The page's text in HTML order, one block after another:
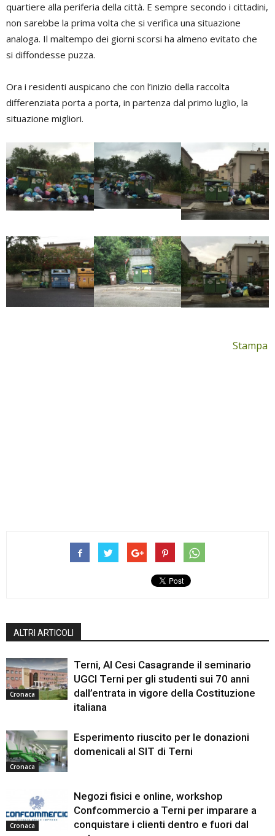
quartiere alla periferia della città. E sempre secondo i cittadini,
non sarebbe la prima volta che si verifica una situazione
analoga. Il maltempo dei giorni scorsi ha almeno evitato che
si diffondesse puzza.
Ora i residenti auspicano che con l’inizio della raccolta
differenziata porta a porta, in partenza dal primo luglio, la
situazione migliori.
Stampa
ALTRI ARTICOLI
Cronaca
Terni, Al Cesi Casagrande il seminario
UGCI Terni per gli studenti sui 70 anni
dall’entrata in vigore della Costituzione
italiana
Cronaca
Esperimento riuscito per le donazioni
domenicali al SIT di Terni
Cronaca
Negozi fisici e online, workshop
Confcommercio a Terni per imparare a
conquistare i clienti dentro e fuori dal